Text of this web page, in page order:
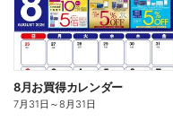
8月お買得カレンダー
7月31日 ～8月31日